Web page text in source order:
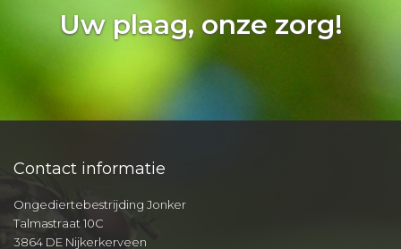
Uw plaag, onze zorg!
Contact informatie
Ongediertebestrijding Jonker
Talmastraat 10C
3864 DE Nijkerkerveen